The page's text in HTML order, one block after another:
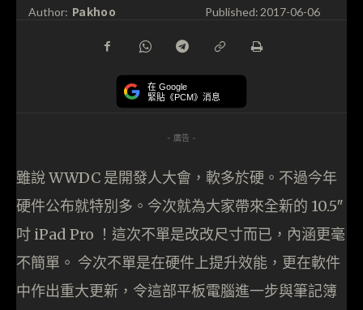
Author: Pakhoo Published:2017-06-06
在 Google
緊貼《PCM》消息
- 廣告 -
雖說 WWDC 是開發人大會，軟多於硬。不過今年
硬件公布就特別多。今次就為大家帶來全新的 10.5″
吋 iPad Pro ！這次不單是改改尺寸而已，內涵更毫
不簡單。 今次不單是在硬件上提升效能，更在軟件
中作出重大更新，令這部平板電腦進一步與筆記簿